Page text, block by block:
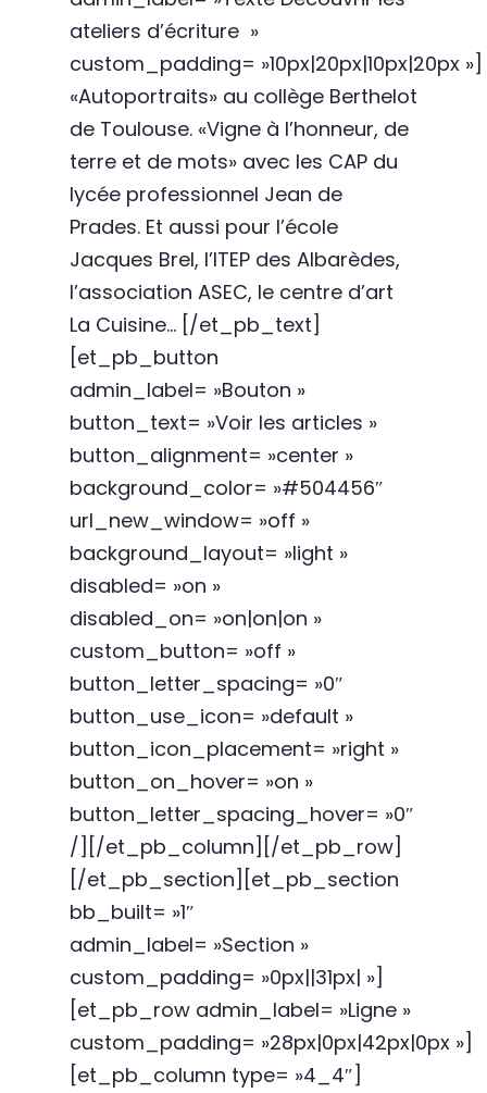
ateliers d’écriture »
custom_padding= »10px|20px|10px|20px »]
«Autoportraits» au collège Berthelot
de Toulouse. «Vigne à l’honneur, de
terre et de mots» avec les CAP du
lycée professionnel Jean de
Prades. Et aussi pour l’école
Jacques Brel, l’ITEP des Albarèdes,
l’association ASEC, le centre d’art
La Cuisine… [/et_pb_text]
[et_pb_button
admin_label= »Bouton »
button_text= »Voir les articles »
button_alignment= »center »
background_color= »#504456″
url_new_window= »off »
background_layout= »light »
disabled= »on »
disabled_on= »on|on|on »
custom_button= »off »
button_letter_spacing= »0″
button_use_icon= »default »
button_icon_placement= »right »
button_on_hover= »on »
button_letter_spacing_hover= »0″
/][/et_pb_column][/et_pb_row]
[/et_pb_section][et_pb_section
bb_built= »1″
admin_label= »Section »
custom_padding= »0px||31px| »]
[et_pb_row admin_label= »Ligne »
custom_padding= »28px|0px|42px|0px »]
[et_pb_column type= »4_4″]